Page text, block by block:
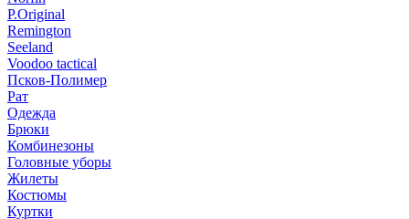
P.Original
Remington
Seeland
Voodoo tactical
Псков-Полимер
Рат
Одежда
Брюки
Комбинезоны
Головные уборы
Жилеты
Костюмы
Куртки